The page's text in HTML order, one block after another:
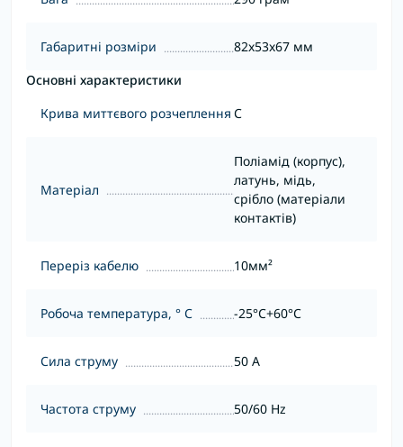
Габаритні розміри
82x53x67 мм
Основні характеристики
Крива миттєвого розчеплення С
Матеріал
Поліамід (корпус),
латунь, мідь,
срібло (матеріали
контактів)
Переріз кабелю 10мм²
Робоча температура, ° С -25°C+60°С
Сила струму 50 А
Частота струму 50/60 Hz